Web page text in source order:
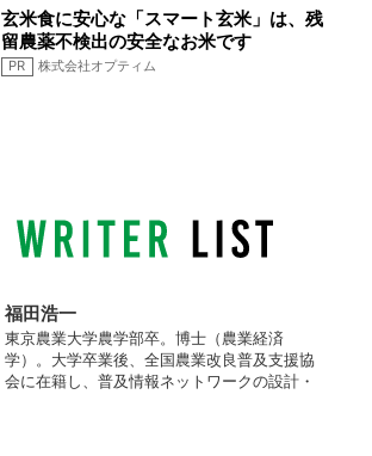
玄米食に安心な「スマート玄米」は、残
留農薬不検出の安全なお米です
PR 株式会社オプティム
福田浩一
東京農業大学農学部卒。博士（農業経済
学）。大学卒業後、全国農業改良普及支援協
会に在籍し、普及情報ネットワークの設計・